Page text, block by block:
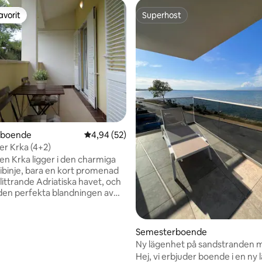
betyg, 51 omdömen4,94 av 5 i genomsnittligt betyg, 52
4,94 (52)
Krka (4+2)
Krka ligger i den charmiga
bara en kort promenad
Adriatiska havet, och
perfekta blandningen av
Superhost
Superhost
Semesterboende
Ny lägenhet på sandstranden
fantastisk havsutsikt
Hej, vi erbjuder boende i en ny